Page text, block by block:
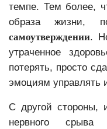
темпе. Тем более,
образа жизни,
самоутверждении.
утраченное
потерять, просто
эмоциям управлять
С другой стороны,
нервного